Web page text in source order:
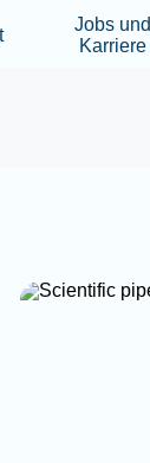
Jobs und
Karriere